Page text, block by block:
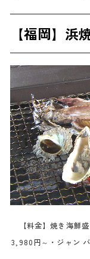
【福岡】浜
【料金】焼き海鮮
3,980円～・ジャン